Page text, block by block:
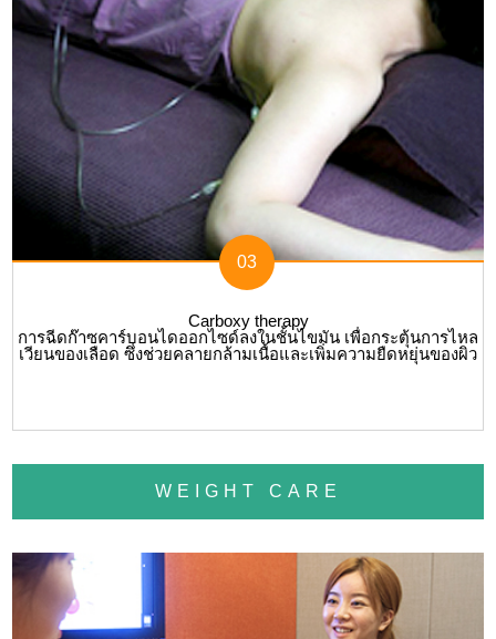
03
Carboxy therapy
การฉีดก๊าซคาร์บอนไดออกไซด์ลงในชั้นไขมัน เพื่อกระตุ้นการไหล
เวียนของเลือด ซึ่งช่วยคลายกล้ามเนื้อและเพิ่มความยืดหยุ่นของผิว
WEIGHT CARE